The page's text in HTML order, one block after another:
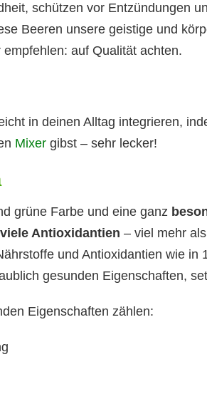
schützen vor Entzündungen
Beeren unsere geistige und
auf Qualität achten.
in deinen Alltag integrieren,
Mixergibst – sehr lecker!
grüne Farbe und eine ganz
viele Antioxidantien – viel mehr
und Antioxidantien wie in
gesunden Eigenschaften,
Eigenschaften zählen: